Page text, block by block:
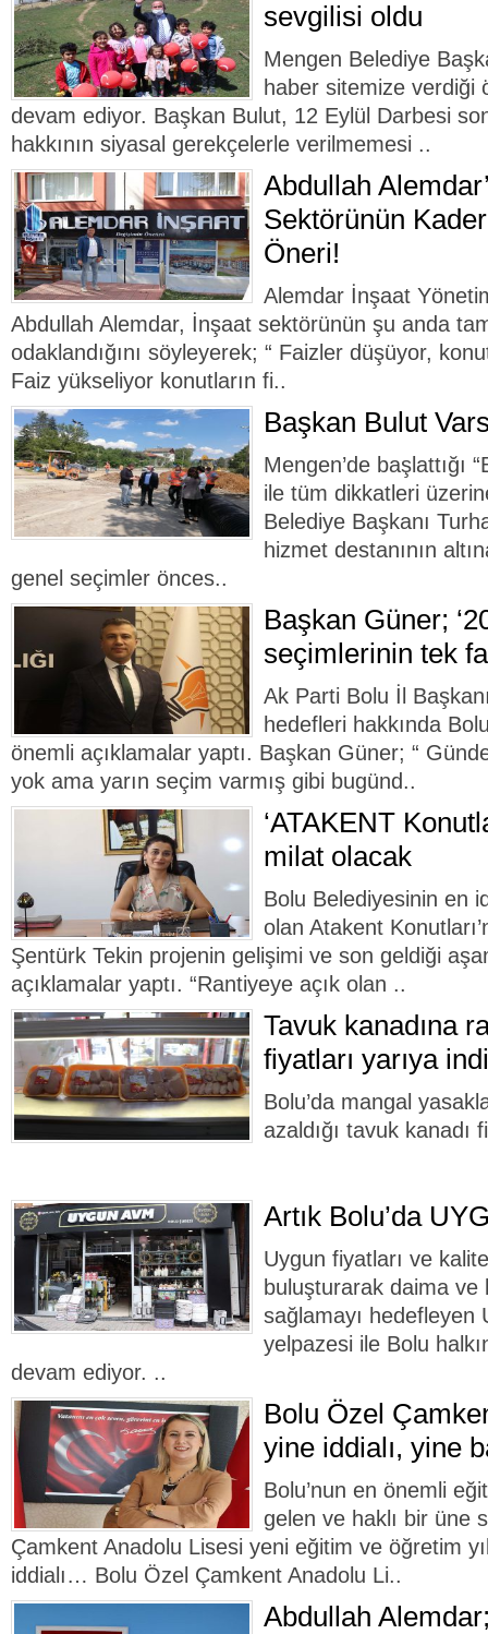
sevgilisi oldu
Mengen Belediye
haber sitemize verdiği
devam ediyor. Başkan Bulut, 12 Eylül Darbesi
hakkının siyasal gerekçelerle verilmemesi ..
Abdullah
Sektörünün
Öneri!
Alemdar İnşaat
Abdullah Alemdar, İnşaat sektörünün şu anda
odaklandığını söyleyerek; “ Faizler düşüyor,
Faiz yükseliyor konutların fi..
Başkan Bulut
Mengen’de başlattığı
ile tüm dikkatleri
Belediye Başkanı
hizmet destanının
genel seçimler önces..
Başkan Güner;
seçimlerinin tek
Ak Parti Bolu İl
hedefleri hakkında
önemli açıklamalar yaptı. Başkan Güner; “
yok ama yarın seçim varmış gibi bugünd..
‘ATAKENT
milat olacak
Bolu Belediyesinin en
olan Atakent
Şentürk Tekin projenin gelişimi ve son geldiği
açıklamalar yaptı. “Rantiyeye açık olan ..
Tavuk kanadına
fiyatları yarıya
Bolu’da mangal
azaldığı tavuk kanadı
Artık Bolu’da
Uygun fiyatları ve
buluşturarak daima
sağlamayı hedefleyen
yelpazesi ile Bolu
devam ediyor. ..
Bolu Özel
yine iddialı, yine
Bolu’nun en önemli
gelen ve haklı bir üne
Çamkent Anadolu Lisesi yeni eğitim ve öğretim
iddialı… Bolu Özel Çamkent Anadolu Li..
Abdullah